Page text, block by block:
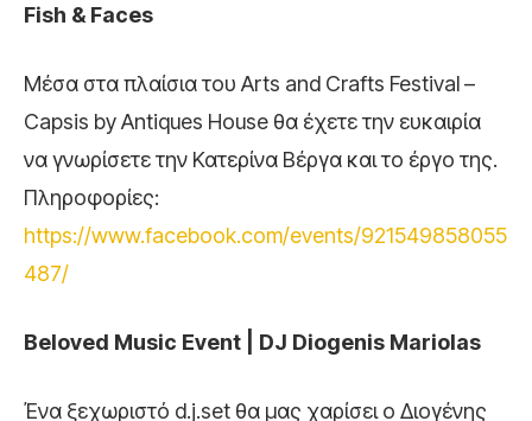
Fish & Faces
Μέσα στα πλαίσια του Arts and Crafts Festival –
Capsis by Antiques House θα έχετε την ευκαιρία
να γνωρίσετε την Κατερίνα Βέργα και το έργο της.
Πληροφορίες:
https://www.facebook.com/events/921549858055
487/
Beloved Music Event | DJ Diogenis Mariolas
Ένα ξεχωριστό d.j.set θα μας χαρίσει ο Διογένης